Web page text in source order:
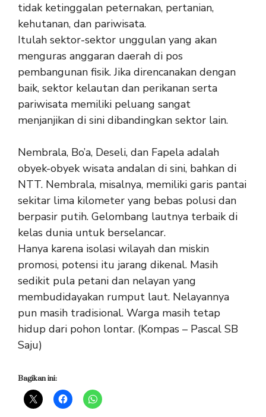
tidak ketinggalan peternakan, pertanian,
kehutanan, dan pariwisata.
Itulah sektor-sektor unggulan yang akan
menguras anggaran daerah di pos
pembangunan fisik. Jika direncanakan dengan
baik, sektor kelautan dan perikanan serta
pariwisata memiliki peluang sangat
menjanjikan di sini dibandingkan sektor lain.
Nembrala, Bo’a, Deseli, dan Fapela adalah
obyek-obyek wisata andalan di sini, bahkan di
NTT. Nembrala, misalnya, memiliki garis pantai
sekitar lima kilometer yang bebas polusi dan
berpasir putih. Gelombang lautnya terbaik di
kelas dunia untuk berselancar.
Hanya karena isolasi wilayah dan miskin
promosi, potensi itu jarang dikenal. Masih
sedikit pula petani dan nelayan yang
membudidayakan rumput laut. Nelayannya
pun masih tradisional. Warga masih tetap
hidup dari pohon lontar. (Kompas – Pascal SB
Saju)
Bagikan ini: